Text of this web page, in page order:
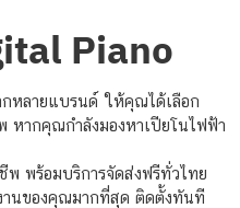
Piano
กหลายแบรนด์ ให้คุณได้เลือก
หากคุณกำลังมองหาเปียโนไฟฟ้า
พ พร้อมบริการจัดส่งฟรีทั่วไทย
านของคุณมากที่สุด ติดตั้งทันที